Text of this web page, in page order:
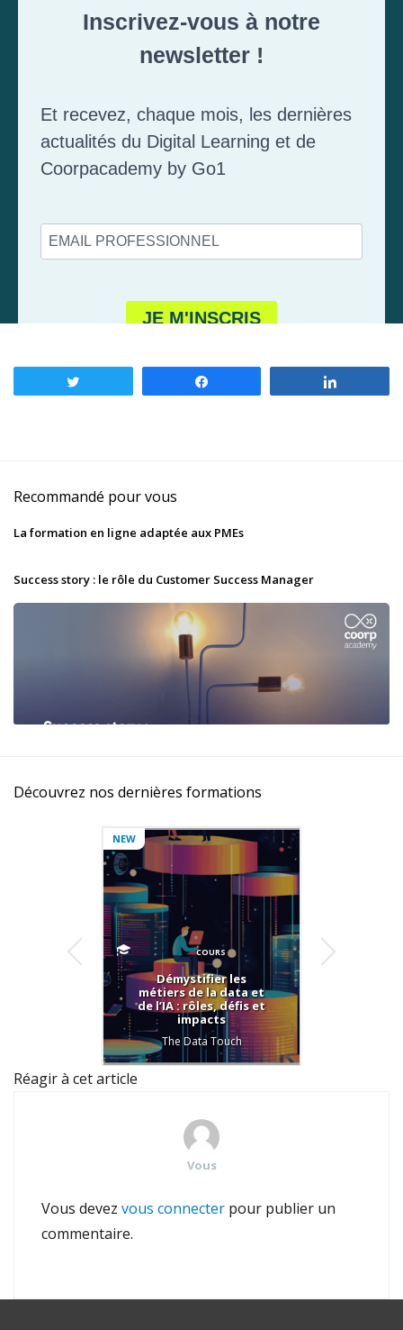
Recommandé pour vous
La formation en ligne adaptée aux PMEs
Success story : le rôle du Customer Success Manager
Découvrez nos dernières formations
NEW
COURS
Démystifier les
métiers de la data et
de l’IA : rôles, défis et
impacts
The Data Touch
Réagir à cet article
Vous
Vous devez vous connecter pour publier un
commentaire.